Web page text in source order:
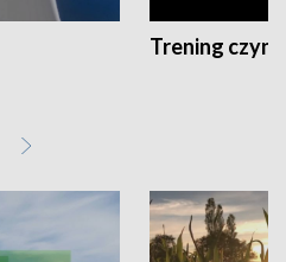
Trening czyni